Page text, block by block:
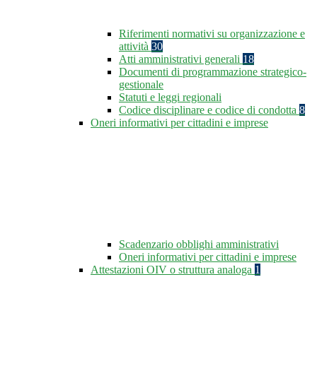
Riferimenti normativi su organizzazione e
attività 30
Atti amministrativi generali 18
Documenti di programmazione strategico-
gestionale
Statuti e leggi regionali
Codice disciplinare e codice di condotta 8
Oneri informativi per cittadini e imprese
Scadenzario obblighi amministrativi
Oneri informativi per cittadini e imprese
Attestazioni OIV o struttura analoga 1